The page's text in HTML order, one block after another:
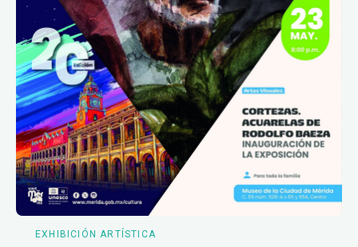
EXHIBICIÓN ARTÍSTICA